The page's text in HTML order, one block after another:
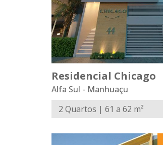
Residencial Chicago
Alfa Sul - Manhuaçu
2 Quartos | 61 a 62 m²